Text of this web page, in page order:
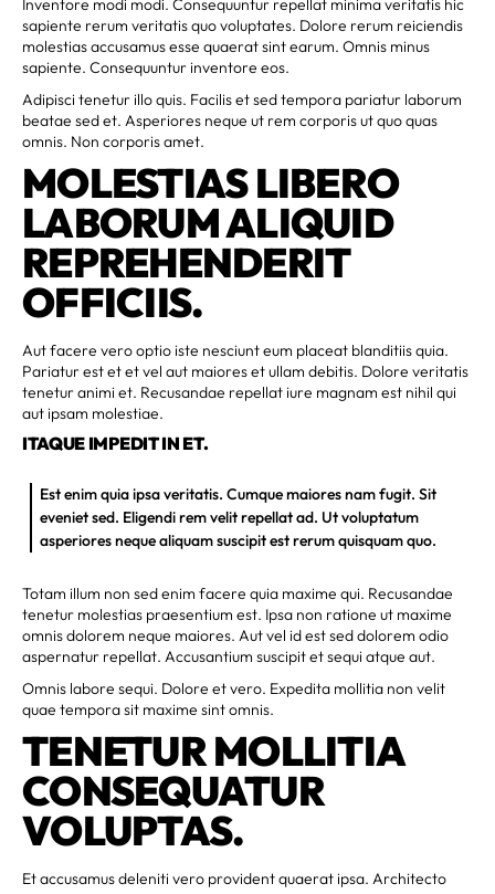
Inventore modi modi. Consequuntur repellat minima veritatis hic
sapiente rerum veritatis quo voluptates. Dolore rerum reiciendis
molestias accusamus esse quaerat sint earum. Omnis minus
sapiente. Consequuntur inventore eos.
Adipisci tenetur illo quis. Facilis et sed tempora pariatur laborum
beatae sed et. Asperiores neque ut rem corporis ut quo quas
omnis. Non corporis amet.
MOLESTIAS LIBERO
LABORUM ALIQUID
REPREHENDERIT
OFFICIIS.
Aut facere vero optio iste nesciunt eum placeat blanditiis quia.
Pariatur est et et vel aut maiores et ullam debitis. Dolore veritatis
tenetur animi et. Recusandae repellat iure magnam est nihil qui
aut ipsam molestiae.
ITAQUE IMPEDIT IN ET.
Est enim quia ipsa veritatis. Cumque maiores nam fugit. Sit
eveniet sed. Eligendi rem velit repellat ad. Ut voluptatum
asperiores neque aliquam suscipit est rerum quisquam quo.
Totam illum non sed enim facere quia maxime qui. Recusandae
tenetur molestias praesentium est. Ipsa non ratione ut maxime
omnis dolorem neque maiores. Aut vel id est sed dolorem odio
aspernatur repellat. Accusantium suscipit et sequi atque aut.
Omnis labore sequi. Dolore et vero. Expedita mollitia non velit
quae tempora sit maxime sint omnis.
TENETUR MOLLITIA
CONSEQUATUR
VOLUPTAS.
Et accusamus deleniti vero provident quaerat ipsa. Architecto